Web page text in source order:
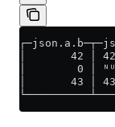
│       42 │
│        0 │
│       43 │